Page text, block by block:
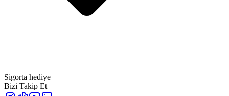
Sigorta hediye
Bizi Takip Et